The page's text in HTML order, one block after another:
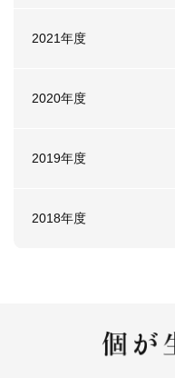
2021年度
2020年度
2019年度
2018年度